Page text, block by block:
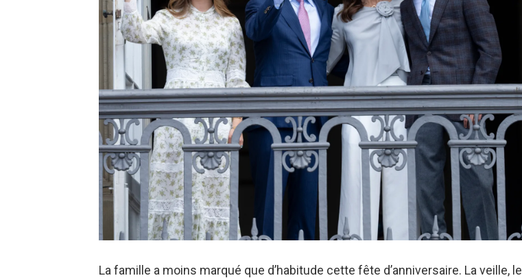
La famille a moins marqué que d’habitude cette fête d’anniversaire. La veille, le